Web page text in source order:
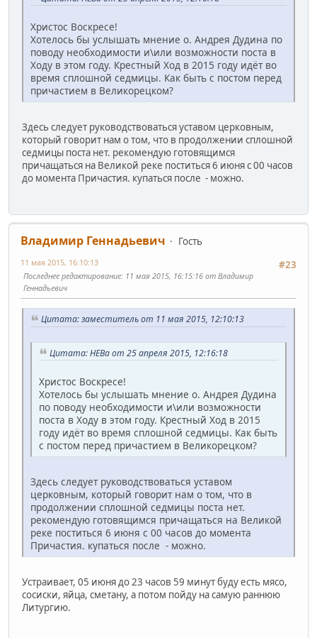
Христос Воскресе!
Хотелось бы услышать мнение о. Андрея Дудина по
поводу необходимости и\или возможности поста в
Ходу в этом году. Крестный Ход в 2015 году идёт во
время сплошной седмицы. Как быть с постом перед
причастием в Великорецком?
Здесь следует руководствоваться уставом церковным,
который говорит нам о том, что в продолжении сплошной
седмицы поста нет. рекомендую готовящимся
причащаться на Великой реке поститься 6 июня с 00 часов
до момента Причастия. купаться после - можно.
Владимир Геннадьевич
Гость
#23
11 мая 2015, 16:10:13
Последнее редактирование: 11 мая 2015, 16:15:16 от Владимир
Геннадьевич
Цитата: заместитель от 11 мая 2015, 12:10:13
Цитата: НЕВа от 25 апреля 2015, 12:16:18
Христос Воскресе!
Хотелось бы услышать мнение о. Андрея Дудина
по поводу необходимости и\или возможности
поста в Ходу в этом году. Крестный Ход в 2015
году идёт во время сплошной седмицы. Как быть
с постом перед причастием в Великорецком?
Здесь следует руководствоваться уставом
церковным, который говорит нам о том, что в
продолжении сплошной седмицы поста нет.
рекомендую готовящимся причащаться на Великой
реке поститься 6 июня с 00 часов до момента
Причастия. купаться после - можно.
Устраивает, 05 июня до 23 часов 59 минут буду есть мясо,
сосиски, яйца, сметану, а потом пойду на самую раннюю
Литургию.